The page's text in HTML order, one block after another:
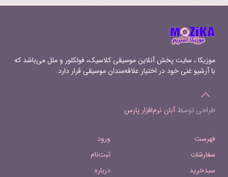
موزیکا ، سایت پخش آنلاین موسیقی کلاسیک، فولکلور و ملل می‌باشد که
با آرشیو غنی خود در اختیار علاقه‌مندان موسیقی قرار دارد.
طراحی توسطآبان نرم‌افزار پارس
فهرست
سفارشات
سبدخرید
ورود
ثبت‌نام
درباره